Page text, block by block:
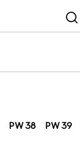
PW 38 PW 39